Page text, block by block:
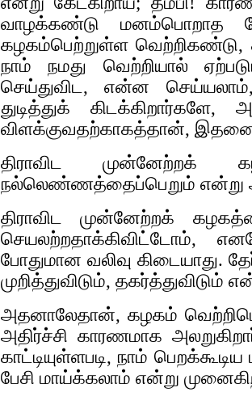
வாழக்கண்டு மனம்பொறாத
கழகம்பெற்றுள்ள வெற்றிகண்டு,
நாம் நமது வெற்றியால்
செய்துவிட, என்ன
துடித்துக்
விளக்குவதற்காகத்தான்,
திராவிட
நல்லெண்ணத்தைப்பெறும் என்று
திராவிட முன்னேற்றக்
செயலற்றதாக்கிவிட்டோம்,
போதுமான வலிவு
முறித்துவிடும்,
அதனாலேதான், கழகம்
அதிர்ச்சி காரணமாக
காட்டியுள்ளபடி, நாம்
பேசி மாய்க்கலாம் என்று